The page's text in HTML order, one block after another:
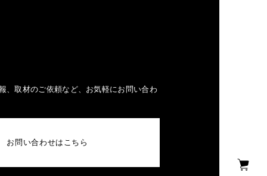
、取材のご依頼など、お気軽にお問い合わ
お問い合わせはこちら